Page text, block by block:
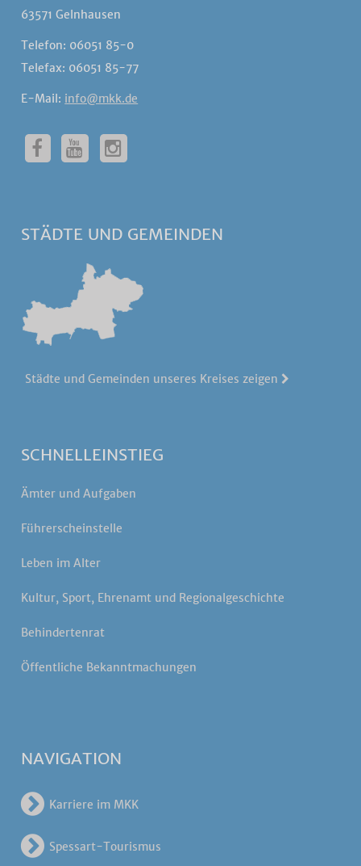
63571 Gelnhausen
Telefon: 06051 85-0
Telefax: 06051 85-77
E-Mail: info@mkk.de
STÄDTE UND GEMEINDEN
Städte und Gemeinden unseres Kreises zeigen
SCHNELLEINSTIEG
Ämter und Aufgaben
Führerscheinstelle
Leben im Alter
Kultur, Sport, Ehrenamt und Regionalgeschichte
Behindertenrat
Öffentliche Bekanntmachungen
NAVIGATION
Karriere im MKK
Spessart-Tourismus